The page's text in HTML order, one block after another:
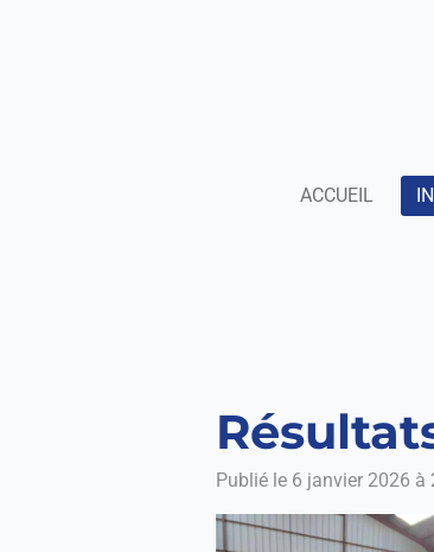
ACCUEIL
Publié le 6 janvier 2026 à